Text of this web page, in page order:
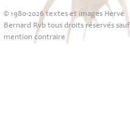
© 1980-2026 textes et images Hervé
Bernard Rvb tous droits réservés sauf
mention contraire